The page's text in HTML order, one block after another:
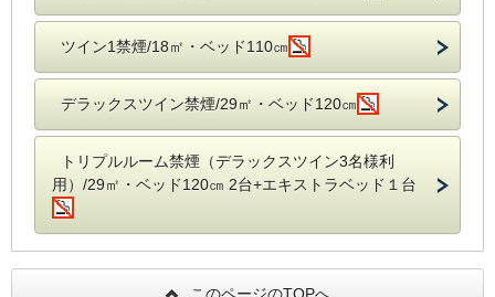
ツイン1禁煙/18㎡・ベッド110㎝
デラックスツイン禁煙/29㎡・ベッド120㎝
トリプルルーム禁煙（デラックスツイン3名様利
用）/29㎡・ベッド120㎝ 2台+エキストラベッド１台